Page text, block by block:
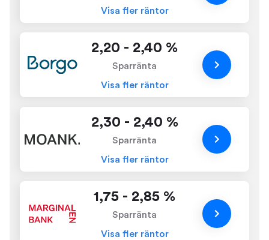
Visa fler räntor
2,20 - 2,40 %
Sparränta
Visa fler räntor
2,30 - 2,40 %
Sparränta
Visa fler räntor
1,75 - 2,85 %
Sparränta
Visa fler räntor